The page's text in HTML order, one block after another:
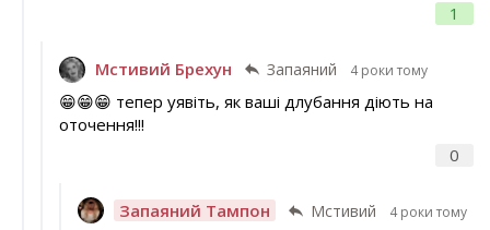
1
Мстивий Брехун Запаяний 4 роки тому
0
😁😁😁 тепер уявіть, як ваші длубання діють на
оточення!!!
Запаяний Тампон Мстивий 4 роки тому